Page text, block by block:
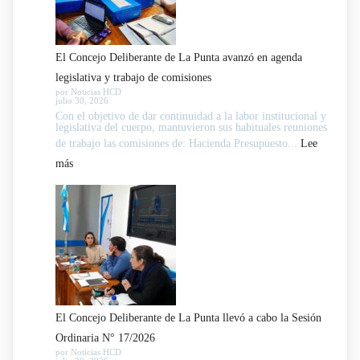
La
Punta
llevó
a
cabo
la
Sesión
Ordinaria
N°
18/2026
El Concejo Deliberante de La Punta avanzó en agenda
legislativa y trabajo de comisiones
por Noticias HCD
julio 30, 2026
Con el objetivo de dar continuidad a la labor institucional y
legislativa del cuerpo, mantuvieron sus habituales reuniones
de trabajo las comisiones de: Hacienda Presupuesto... Lee
más:
El
Concejo
Deliberante
de
La
Punta
avanzó
en
agenda
El Concejo Deliberante de La Punta llevó a cabo la Sesión
Ordinaria N° 17/2026
por Noticias HCD